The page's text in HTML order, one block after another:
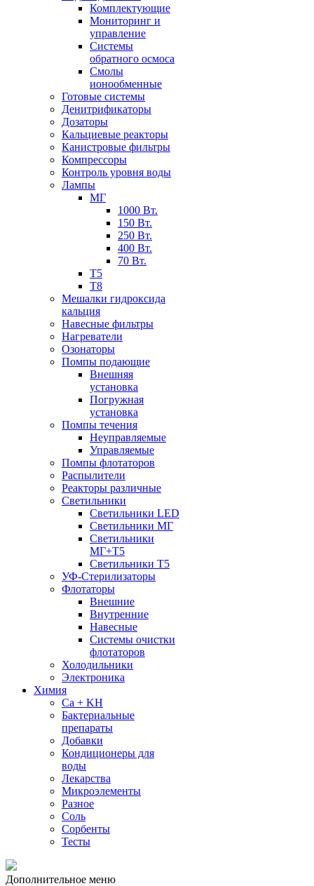
Комплектующие
Мониторинг и
управление
Системы
обратного осмоса
Смолы
ионообменные
Готовые системы
Денитрификаторы
Дозаторы
Кальциевые реакторы
Канистровые фильтры
Компрессоры
Контроль уровня воды
Лампы
МГ
1000 Вт.
150 Вт.
250 Вт.
400 Вт.
70 Вт.
Т5
Т8
Мешалки гидроксида
кальция
Навесные фильтры
Нагреватели
Озонаторы
Помпы подающие
Внешняя
установка
Погружная
установка
Помпы течения
Неуправляемые
Управляемые
Помпы флотаторов
Распылители
Реакторы различные
Светильники
Светильники LED
Светильники МГ
Светильники
МГ+T5
Светильники Т5
УФ-Стерилизаторы
Флотаторы
Внешние
Внутренние
Навесные
Системы очистки
флотаторов
Холодильники
Электроника
Химия
Ca + KH
Бактериальные
препараты
Добавки
Кондиционеры для
воды
Лекарства
Микроэлементы
Разное
Соль
Сорбенты
Тесты
Дополнительное меню